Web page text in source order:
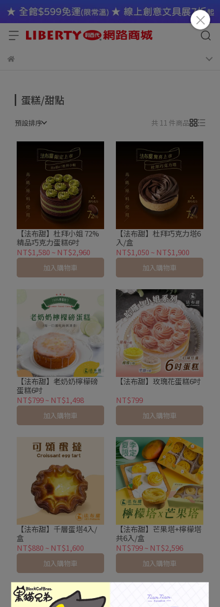
蛋糕/甜點
預設排序 共 11 件商品
【法布甜】杜拜小姐 72%
精品巧克力蛋糕6吋
NT$1,580 ~ NT$2,960
加入購物車
【法布甜】杜拜巧克力塔6
入/盒
NT$1,050 ~ NT$1,900
加入購物車
【法布甜】老奶奶檸檬磅
蛋糕6吋
NT$799~ NT$1,498
加入購物車
【法布甜】玫瑰花蛋糕6吋
NT$799
加入購物車
【法布甜】千層蛋塔4入/
盒
NT$880 ~ NT$1,600
加入購物車
【法布甜】芒果塔+檸檬塔
共6入/盒
NT$799~ NT$2,596
加入購物車